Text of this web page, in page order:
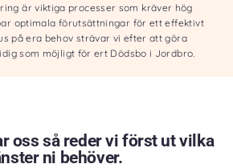
är viktiga processer som kräver hög
optimala förutsättningar för ett effektivt
på era behov strävar vi efter att göra
som möjligt för ert Dödsbo i Jordbro.
oss så reder vi först ut vilka
ni behöver.